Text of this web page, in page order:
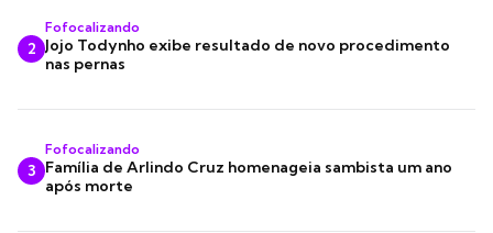
2
Fofocalizando
Jojo Todynho exibe resultado de novo procedimento
nas pernas
3
Fofocalizando
Família de Arlindo Cruz homenageia sambista um ano
após morte